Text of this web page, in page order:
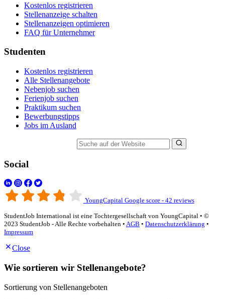
Kostenlos registrieren
Stellenanzeige schalten
Stellenanzeigen optimieren
FAQ für Unternehmer
Studenten
Kostenlos registrieren
Alle Stellenangebote
Nebenjob suchen
Ferienjob suchen
Praktikum suchen
Bewerbungstipps
Jobs im Ausland
Social
YoungCapital Google score - 42 reviews
StudentJob International ist eine Tochtergesellschaft von YoungCapital • ©
2023 StudentJob - Alle Rechte vorbehalten • AGB • Datenschutzerklärung •
Impressum
Close
Wie sortieren wir Stellenangebote?
Sortierung von Stellenangeboten